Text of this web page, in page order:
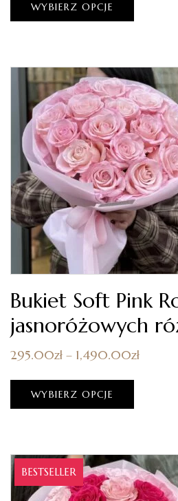
WYBIERZ OPCJE
Bukiet Soft Pink
jasnoróżowych
295.00zł – 1,490.00zł
WYBIERZ OPCJE
BESTSELLER